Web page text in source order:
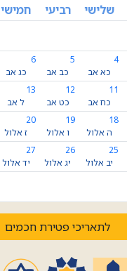
שלישי רביעי חמישי
4
כא אב
5
כב אב
6
כג אב
11
כח אב
12
כט אב
13
ל אב
18
ה אלול
19
ו אלול
20
ז אלול
25
יב אלול
26
יג אלול
27
יד אלול
לתאריכי פטירת חכמים